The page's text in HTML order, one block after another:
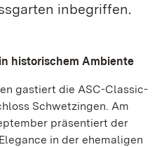
inbegriffen.
historischem Ambiente
gastiert die ASC-Classic-
Schwetzingen. Am
präsentiert der
in der ehemaligen